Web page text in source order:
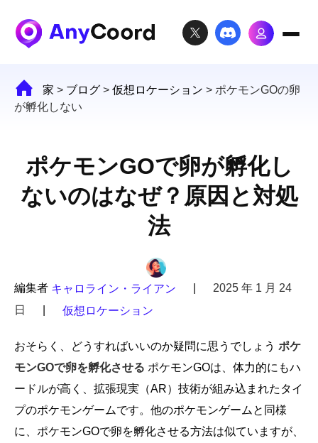
家 > ブログ > 仮想ロケーション > ポケモンGOの卵
が孵化しない
ポケモンGOで卵が孵化し
ないのはなぜ？原因と対処
法
編集者 キャロライン・ライアン
2025 年 1 月 24
日
仮想ロケーション
おそらく、どうすればいいのか疑問に思うでしょう ポケ
モンGOで卵を孵化させる ポケモンGOは、体力的にもハ
ードルが高く、拡張現実（AR）技術が組み込まれたタイ
プのポケモンゲームです。他のポケモンゲームと同様
に、ポケモンGOで卵を孵化させる方法は似ていますが、